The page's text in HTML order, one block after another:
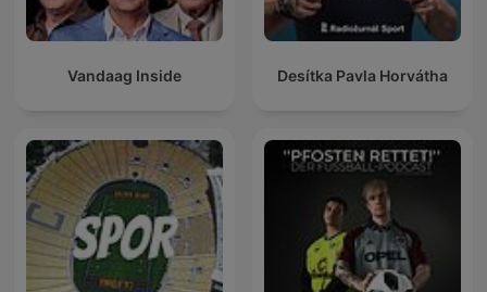
Vandaag Inside Desítka Pavla Horvátha